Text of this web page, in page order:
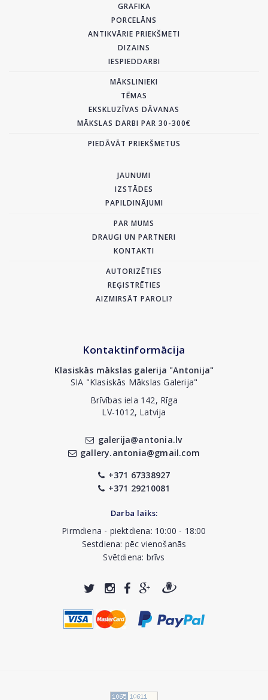
GRAFIKA
PORCELĀNS
ANTIKVĀRIE PRIEKŠMETI
DIZAINS
IESPIEDDARBI
MĀKSLINIEKI
TĒMAS
EKSKLUZĪVAS DĀVANAS
MĀKSLAS DARBI PAR 30-300€
PIEDĀVĀT PRIEKŠMETUS
JAUNUMI
IZSTĀDES
PAPILDINĀJUMI
PAR MUMS
DRAUGI UN PARTNERI
KONTAKTI
AUTORIZĒTIES
REĢISTRĒTIES
AIZMIRSĀT PAROLI?
Kontaktinformācija
Klasiskās mākslas galerija "Antonija"
SIA "Klasiskās Mākslas Galerija"
Brīvības iela 142, Rīga
LV-1012, Latvija
galerija@antonia.lv
gallery.antonia@gmail.com
+371 67338927
+371 29210081
Darba laiks:
Pirmdiena - piektdiena: 10:00 - 18:00
Sestdiena: pēc vienošanās
Svētdiena: brīvs